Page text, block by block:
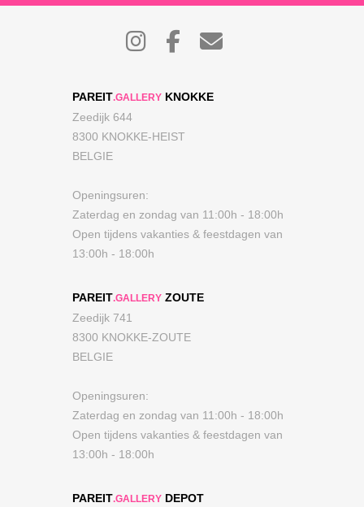
PAREIT.GALLERY KNOKKE
Zeedijk 644
8300 KNOKKE-HEIST
BELGIE
Openingsuren:
Zaterdag en zondag van 11:00h - 18:00h
Open tijdens vakanties & feestdagen van
13:00h - 18:00h
PAREIT.GALLERY ZOUTE
Zeedijk 741
8300 KNOKKE-ZOUTE
BELGIE
Openingsuren:
Zaterdag en zondag van 11:00h - 18:00h
Open tijdens vakanties & feestdagen van
13:00h - 18:00h
PAREIT.GALLERY DEPOT